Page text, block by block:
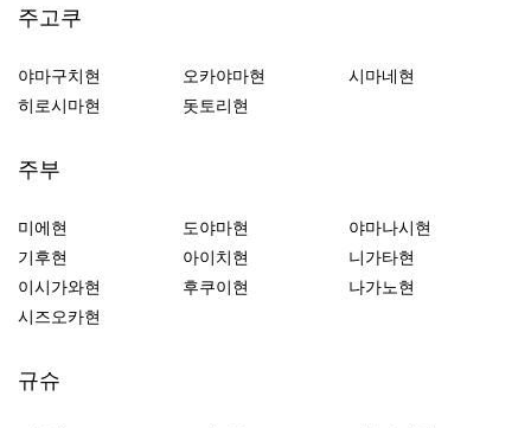
주고쿠
야마구치현 오카야마현
시마네현
히로시마현
돗토리현
주부
미에현 도야마현
야마나시현
기후현
아이치현
니가타현
이시가와현
후쿠이현
나가노현
시즈오카현
규슈